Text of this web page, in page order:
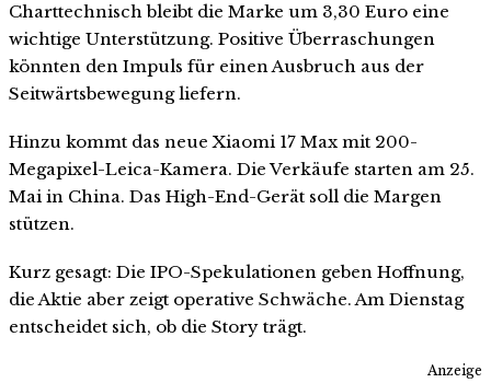
Charttechnisch bleibt die Marke um 3,30 Euro eine
wichtige Unterstützung. Positive Überraschungen
könnten den Impuls für einen Ausbruch aus der
Seitwärtsbewegung liefern.
Hinzu kommt das neue Xiaomi 17 Max mit 200-
Megapixel-Leica-Kamera. Die Verkäufe starten am 25.
Mai in China. Das High-End-Gerät soll die Margen
stützen.
Kurz gesagt: Die IPO-Spekulationen geben Hoffnung,
die Aktie aber zeigt operative Schwäche. Am Dienstag
entscheidet sich, ob die Story trägt.
Anzeige